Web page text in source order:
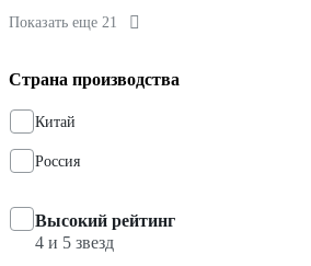
Показать еще 21
Страна производства
Китай
Россия
Высокий рейтинг
4 и 5 звезд